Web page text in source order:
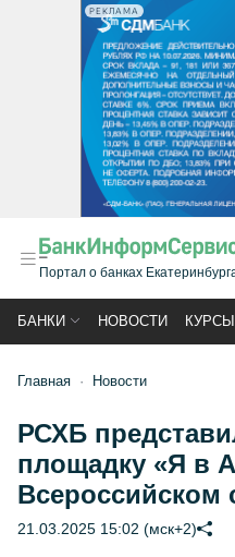
РЕКЛАМА
Портал о банках
БАНКИ НОВОСТИ
Главная Новости
РСХБ
площадку «Я в
Всероссийском
21.03.2025 15:02 (мск+2)